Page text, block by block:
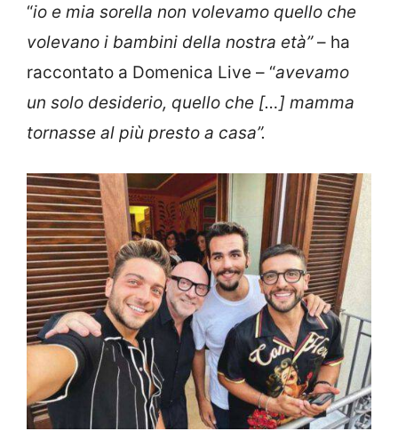
“io e mia sorella non volevamo quello che
volevano i bambini della nostra età”– ha
raccontato a Domenica Live – “avevamo
un solo desiderio, quello che […] mamma
tornasse al più presto a casa”.